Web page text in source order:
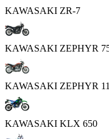
KAWASAKI ZR-7
KAWASAKI ZEPHYR
KAWASAKI ZEPHYR
KAWASAKI KLX 650